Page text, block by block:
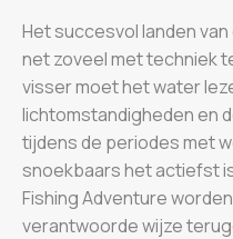
Het succesvol landen
net zoveel met techniek
visser moet het water
lichtomstandigheden en
tijdens de periodes met
snoekbaars het actiefst
Fishing Adventure
verantwoorde wijze